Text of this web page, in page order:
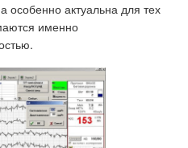
особенно актуальна для тех
именно